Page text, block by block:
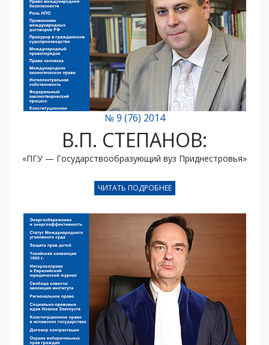
№ 9 (76) 2014
В.П. СТЕПАНОВ:
«ПГУ — Государствообразующий вуз Приднестровья»
ЧИТАТЬ ПОДРОБНЕЕ